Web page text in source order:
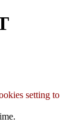
setting to